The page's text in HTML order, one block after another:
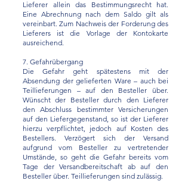
Lieferer allein das Bestimmungsrecht hat.
Eine Abrechnung nach dem Saldo gilt als
vereinbart. Zum Nachweis der Forderung des
Lieferers ist die Vorlage der Kontokarte
ausreichend.
7. Gefahrübergang
Die Gefahr geht spätestens mit der
Absendung der gelieferten Ware – auch bei
Teillieferungen – auf den Besteller über.
Wünscht der Besteller durch den Lieferer
den Abschluss bestimmter Versicherungen
auf den Liefergegenstand, so ist der Lieferer
hierzu verpflichtet, jedoch auf Kosten des
Bestellers. Verzögert sich der Versand
aufgrund vom Besteller zu vertretender
Umstände, so geht die Gefahr bereits vom
Tage der Versandbereitschaft ab auf den
Besteller über. Teillieferungen sind zulässig.